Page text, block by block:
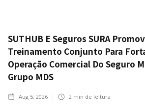
SUTHUB E Seguros SURA
Treinamento Conjunto Para
Operação Comercial Do Seguro
Grupo MDS
Aug 5, 2026 2 min de leitura